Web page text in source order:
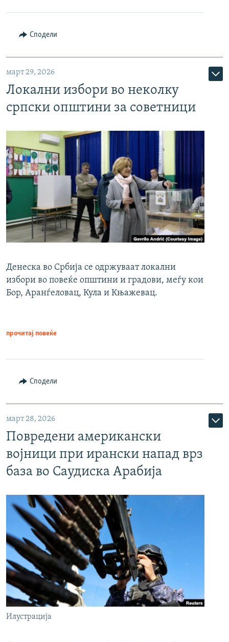
Сподели
март 29, 2026
Локални избори во неколку
српски општини за советници
Денеска во Србија се одржуваат локални
избори во повеќе општини и градови, меѓу кои
Бор, Аранѓеловац, Кула и Књажевац.
прочитај повеќе
Сподели
март 28, 2026
Повредени американски
војници при ирански напад врз
база во Саудиска Арабија
Илустрација